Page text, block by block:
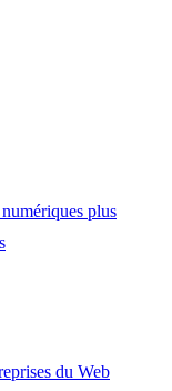
plus
du Web